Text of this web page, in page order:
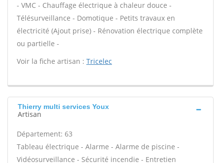
- VMC - Chauffage électrique à chaleur douce -
Télésurveillance - Domotique - Petits travaux en
électricité (Ajout prise) - Rénovation électrique complète
ou partielle -
Voir la fiche artisan : Tricelec
Thierry multi services Youx
Artisan
Département: 63
Tableau électrique - Alarme - Alarme de piscine -
Vidéosurveillance - Sécurité incendie - Entretien